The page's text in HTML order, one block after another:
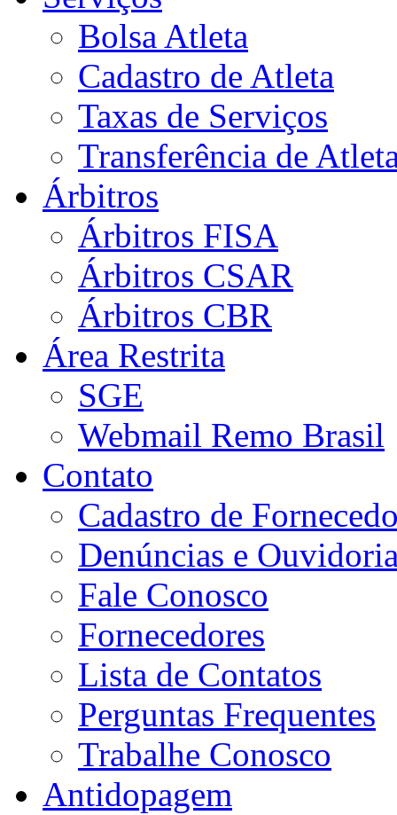
Bolsa Atleta
Cadastro de Atleta
Taxas de Serviços
Transferência de
Árbitros
Árbitros FISA
Árbitros CSAR
Árbitros CBR
Área Restrita
SGE
Webmail Remo Brasil
Contato
Cadastro de
Denúncias e
Fale Conosco
Fornecedores
Lista de Contatos
Perguntas Frequentes
Trabalhe Conosco
Antidopagem